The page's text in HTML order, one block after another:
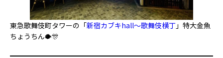
東急歌舞伎町タワーの「新宿カブキhall～歌舞伎横丁 」特大金魚
ちょうちん🐡🎊